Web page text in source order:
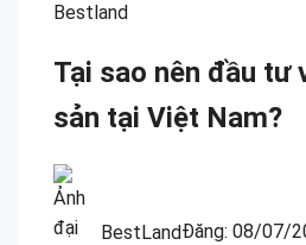
Tại sao nên đầu tư
sản tại Việt Nam?
BestLandĐăng: 08/07/